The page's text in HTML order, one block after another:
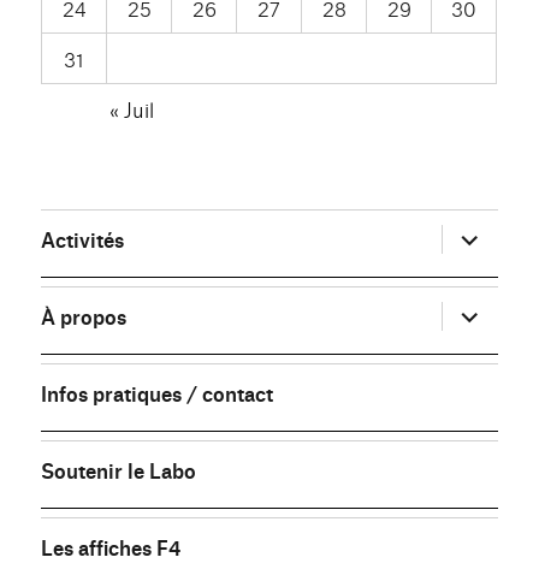
24
25 26 27 28 29
30
31
« Juil
Activités ouvrir
le
sous-
menu
À propos
ouvrir
le
sous-
menu
Infos pratiques / contact
Soutenir le Labo
Les affiches F4